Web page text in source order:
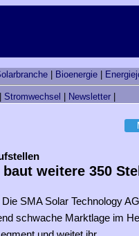
Bioenergie
Stromwechsel Newsletter
weitere 350
SMA Solar Technology
schwache Marktlage im